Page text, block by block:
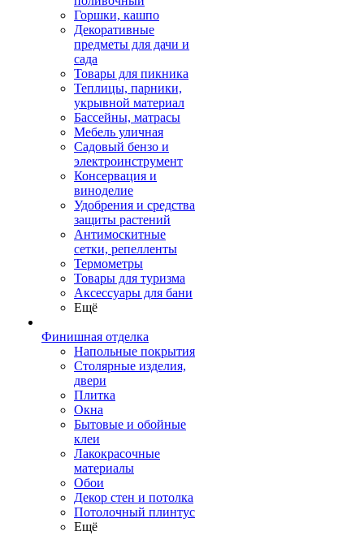
Горшки, кашпо
Декоративные
предметы для дачи и
сада
Товары для пикника
Теплицы, парники,
укрывной материал
Бассейны, матрасы
Мебель уличная
Садовый бензо и
электроинструмент
Консервация и
виноделие
Удобрения и средства
защиты растений
Антимоскитные
сетки, репелленты
Термометры
Товары для туризма
Аксессуары для бани
Ещё
Финишная отделка
Напольные покрытия
Столярные изделия,
двери
Плитка
Окна
Бытовые и обойные
клеи
Лакокрасочные
материалы
Обои
Декор стен и потолка
Потолочный плинтус
Ещё